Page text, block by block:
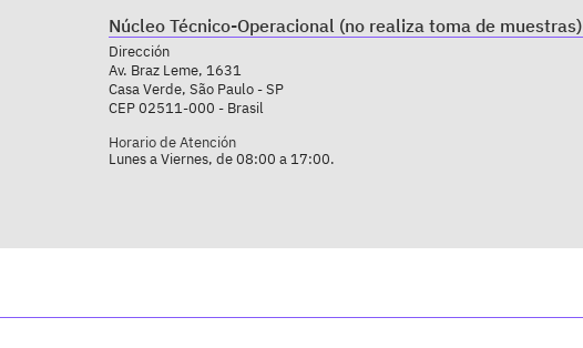
Núcleo Técnico-Operacional (no realiza toma de muestras)
Dirección
Av. Braz Leme, 1631
Casa Verde, São Paulo - SP
CEP 02511-000 - Brasil
Horario de Atención
Lunes a Viernes, de 08:00 a 17:00.